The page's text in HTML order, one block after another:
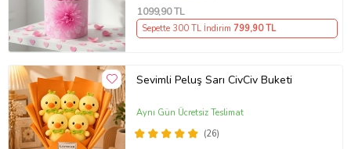
1099,90 TL
Sepette 300 TL İndirim 799,90 TL
Sevimli Peluş Sarı CivCiv Buketi
(26)
Aynı Gün Ücretsiz Teslimat